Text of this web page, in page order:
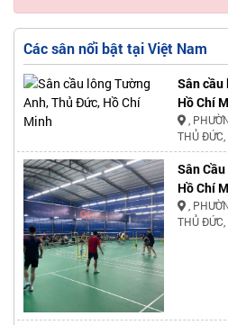
Các sân nổi bật tại Việt Nam
Sân cầu
Hồ Chí
,
THỦ
Sân
Hồ Chí
,
THỦ